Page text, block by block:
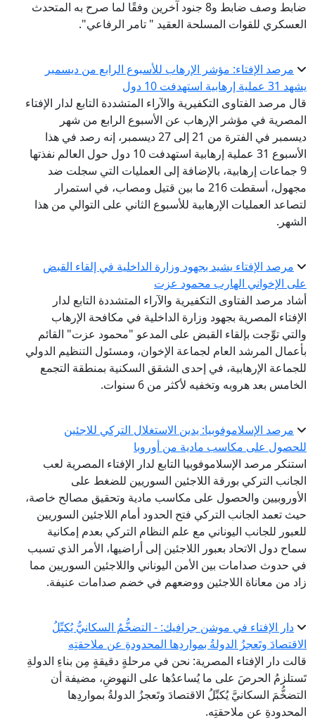
ضابط وصف ضابط و8 جنود آخرين وفقًا لما صرح به المتحدث
العسكري للقوات المسلحة العقيد " تامر الرفاعي".
مرصد الإفتاء: مؤشر الإرهاب للأسبوع الرابع من ديسمبر
يشهد 31 عملية إرهابية استهدفت 10 دول
قال مرصد الفتاوى التكفيرية والآراء المتشددة التابع لدار الإفتاء
المصرية في مؤشر الإرهاب عن الأسبوع الرابع من شهر
ديسمبر في الفترة من 21 إلى 27 ديسمبر، إنه رصد في هذا
الأسبوع 31 عملية إرهابية استهدفت 10 دول حول العالم نفذتها
9 جماعات إرهابية، بالإضافة إلى العمليات التي سجلت ضد
مجهول، أسقطت 216 ما بين قتيل ومصاب، في استمرار
لتصاعد العمليات الإرهابية للأسبوع الثاني على التوالي من هذا
الشهر.
مرصد الإفتاء يشيد بجهود وزارة الداخلية في إلقاء القبض
على الإخواني الهارب محمود عزت
أشاد مرصد الفتاوى التكفيرية والآراء المتشددة التابع لدار
الإفتاء المصرية بجهود وزارة الداخلية في مكافحة الإرهاب
والتي توِّجت بإلقاء القبض على المدعو "محمود عزت" القائم
بأعمال المرشد العام لجماعة الإخوان، ومسئول التنظيم الدولي
للجماعة الإرهابية، في إحدى الشقق السكنية بمنطقة التجمع
الخامس بعد هروبه وتخفيه لأكثر من 6 سنوات.
مرصد الإسلاموفوبيا: يدين الاستغلال التركي للاجئين
للحصول على مكاسب مادية من أوروبا
استنكر مرصد الإسلاموفوبيا التابع لدار الإفتاء المصرية لعب
الجانب التركي بورقة اللاجئين السوريين للضغط على
الأوروبيين والحصول على مكاسب مادية وتحقيق مصالح خاصة،
حيث تعمد الجانب التركي فتح الحدود أمام اللاجئين السوريين
للعبور للجانب اليوناني مع علم النظام التركي بعدم إمكانية
سماح دول الاتحاد بعبور اللاجئين إلى أراضيها، الأمر الذي تسبب
في حدوث صدامات بين الأمن اليوناني واللاجئين السوريين مما
زاد من معاناة اللاجئين ووضعهم في خضم صدامات عنيفة.
دار الإفتاء في موشن جرافيك: - التضخُّمُ السكانيُّ يُكبِّلُ
الاقتصادَ وتَعجزُ الدولةُ بمواردِها المحدودةِ عن ملاحقتِه
قالت دار الإفتاء المصرية: نحن في مرحلةٍ دقيقةٍ مِن بناءِ الدولةِ
تَستلزمُ الحرصَ على ما يُساعدُها على النهوضِ، مضيفة أن
التضخُّمَ السكانيَّ يُكبِّلُ الاقتصادَ وتَعجزُ الدولةُ بمواردِها
المحدودةِ عن ملاحقتِه.